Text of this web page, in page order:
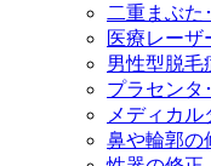
二重まぶた
医療レーザ
男性型脱毛
プラセンタ
メディカル
鼻や輪郭の